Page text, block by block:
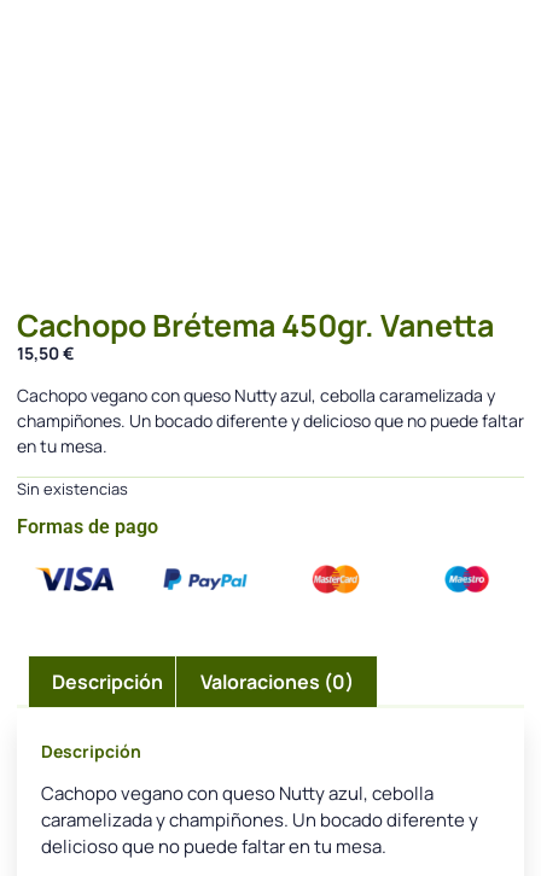
Cachopo Brétema 450gr. Vanetta
15,50€
Cachopo vegano con queso Nutty azul, cebolla caramelizada y
champiñones. Un bocado diferente y delicioso que no puede faltar
en tu mesa.
Sin existencias
Formas de pago
Descripción Valoraciones (0)
Descripción
Cachopo vegano con queso Nutty azul, cebolla
caramelizada y champiñones. Un bocado diferente y
delicioso que no puede faltar en tu mesa.